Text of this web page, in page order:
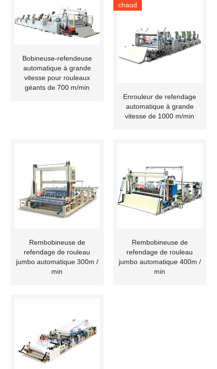
Bobineuse-refendeuse
automatique à grande
vitesse pour rouleaux
géants de 700 m/min
chaud
Enrouleur de refendage
automatique à grande
vitesse de 1000 m/min
Rembobineuse de
refendage de rouleau
jumbo automatique 300m /
min
Rembobineuse de
refendage de rouleau
jumbo automatique 400m /
min